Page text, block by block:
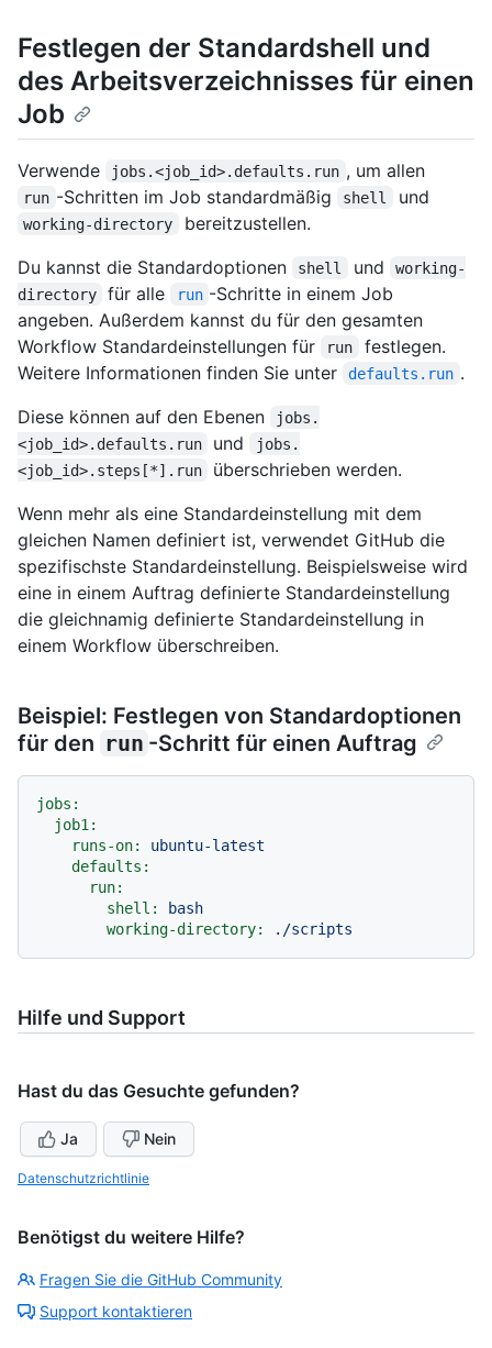
Festlegen der Standardshell und
des Arbeitsverzeichnisses für einen
Job
Verwende jobs.<job_id>.defaults.run , um allen
run -Schritten im Job standardmäßig shell und
working-directory
bereitzustellen.
Du kannst die Standardoptionen
shell und
working-
directory
für alle run -Schritte in einem Job
angeben. Außerdem kannst du für den gesamten
Workflow Standardeinstellungen für
run
festlegen.
Weitere Informationen finden Sie unter
defaults.run .
Diese können auf den Ebenen
jobs.
<job_id>.defaults.run
und
jobs.
<job_id>.steps[*].run
überschrieben werden.
Wenn mehr als eine Standardeinstellung mit dem
gleichen Namen definiert ist, verwendet GitHub die
spezifischste Standardeinstellung. Beispielsweise wird
eine in einem Auftrag definierte Standardeinstellung
die gleichnamig definierte Standardeinstellung in
einem Workflow überschreiben.
Beispiel: Festlegen von Standardoptionen
für den run -Schritt für einen Auftrag
jobs:
job1:
runs-on:
ubuntu-latest
defaults:
run:
shell:
bash
working-directory:
./scripts
Hilfe und Support
Hast du das Gesuchte gefunden?
Ja Nein
Datenschutzrichtlinie
Benötigst du weitere Hilfe?
Fragen Sie die GitHub Community
Support kontaktieren